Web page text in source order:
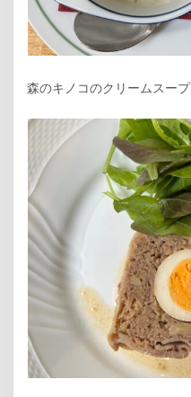
森のキノコのクリームスープ